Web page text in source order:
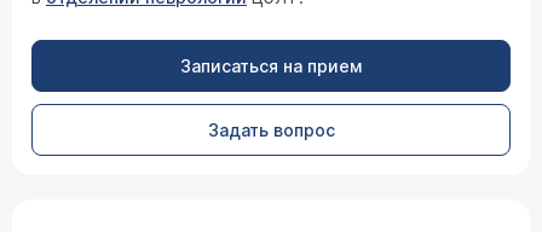
Записаться на прием
Задать вопрос